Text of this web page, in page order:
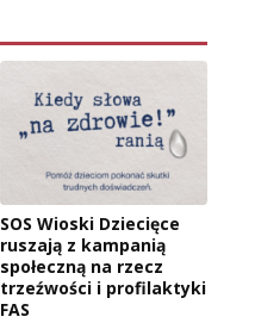
SOS Wioski Dziecięce
ruszają z kampanią
społeczną na rzecz
trzeźwości i profilaktyki
FAS